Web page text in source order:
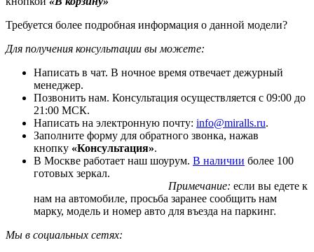
Требуется более подробная информация о данной модели?
Для получения консультации вы можете:
Написать в чат. В ночное время отвечает дежурный
менеджер.
Позвонить нам. Консультация осуществляется с 09:00 до
21:00 МСК.
Написать на электронную почту: info@miralls.ru.
Заполните форму для обратного звонка, нажав
кнопку «Консультация».
В Москве работает наш шоурум. В наличии более 100
готовых зеркал.
Примечание: если вы едете к
нам на автомобиле, просьба заранее сообщить нам
марку, модель и номер авто для въезда на паркинг.
Мы в социальных сетях: